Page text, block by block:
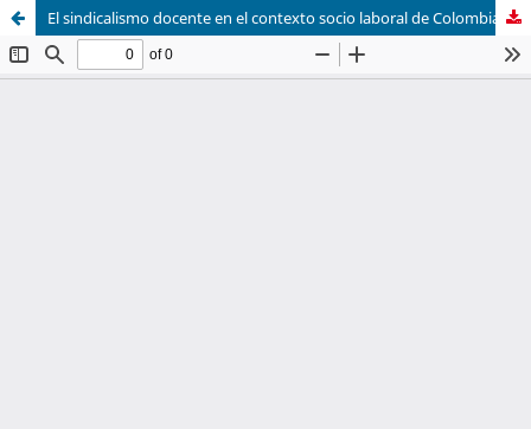
El sindicalismo docente en el contexto socio laboral de Colombia